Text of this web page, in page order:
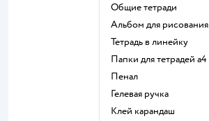
Общие тетради
Альбом для рисования
Тетрадь в линейку
Папки для тетрадей а4
Пенал
Гелевая ручка
Клей карандаш